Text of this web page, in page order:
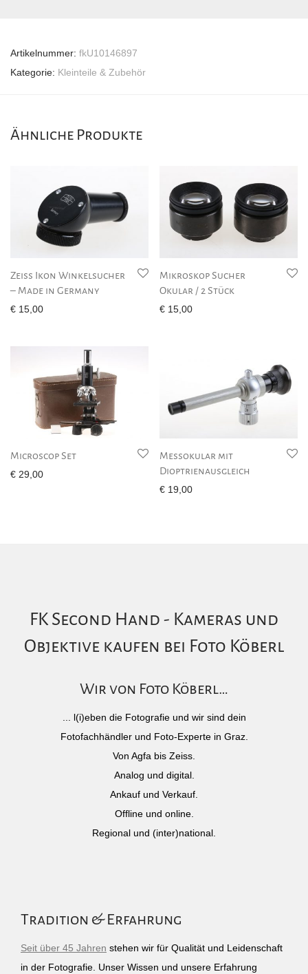
Artikelnummer: fkU10146897
Kategorie: Kleinteile & Zubehör
Ähnliche Produkte
Zeiss Ikon Winkelsucher
– Made in Germany
€ 15,00
Mikroskop Sucher
Okular / 2 Stück
€ 15,00
Microscop Set
€ 29,00
Messokular mit
Dioptrienausgleich
€ 19,00
FK Second Hand - Kameras und
Objektive kaufen bei Foto Köberl
Wir von Foto Köberl…
... l(i)eben die Fotografie und wir sind dein
Fotofachhändler und Foto-Experte in Graz.
Von Agfa bis Zeiss.
Analog und digital.
Ankauf und Verkauf.
Offline und online.
Regional und (inter)national.
Tradition & Erfahrung
Seit über 45 Jahren stehen wir für Qualität und Leidenschaft
in der Fotografie. Unser Wissen und unsere Erfahrung